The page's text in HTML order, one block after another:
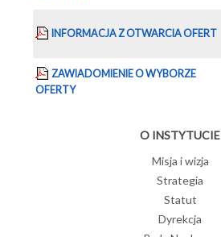
INFORMACJA Z OTWARCIA OFERT
ZAWIADOMIENIE O WYBORZE
OFERTY
O INSTYTUCIE
Misja i wizja
Strategia
Statut
Dyrekcja